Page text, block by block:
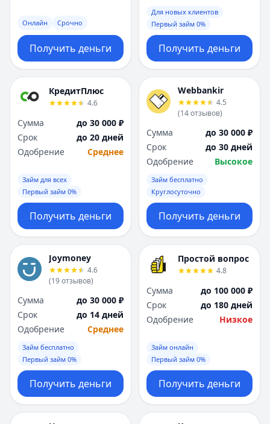
Онлайн Срочно
Получить деньги
Для новых клиентов
Первый займ 0%
Получить деньги
КредитПлюс
4.6
Сумма
до 30 000 ₽
Срок
до 20 дней
Одобрение
Среднее
Займ для всех
Первый займ 0%
Получить деньги
Webbankir
4.5
(14отзывов)
Сумма
до 30 000 ₽
Срок
до 30 дней
Одобрение
Высокое
Займ бесплатно
Круглосуточно
Получить деньги
Joymoney
4.6
(19отзывов)
Сумма
до 30 000 ₽
Срок
до 14 дней
Одобрение
Среднее
Займ бесплатно
Первый займ 0%
Получить деньги
Простой вопрос
4.8
Сумма
до 100 000 ₽
Срок
до 180 дней
Одобрение
Низкое
Займ онлайн
Первый займ 0%
Получить деньги